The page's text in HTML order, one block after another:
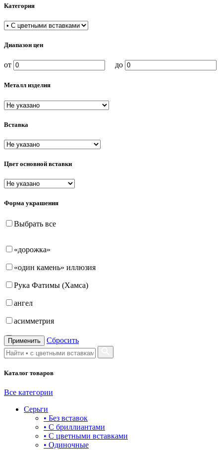
Категория
Диапазон цен
от до
Металл изделия
Вставка
Цвет основной вставки
Форма украшения
Выбрать все
«дорожка»
«один камень» иллюзия
Рука Фатимы (Хамса)
ангел
асимметрия
бабочка
бантик
башня
бесконечность
буквы
булавка
Применить Сбросить
Каталог товаров
Все категории
Серьги
• Без вставок
• С бриллиантами
• С цветными вставками
• Одиночные